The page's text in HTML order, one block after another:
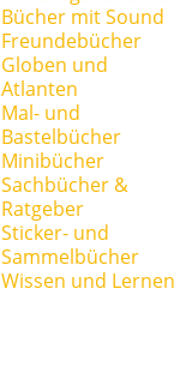
Bücher mit Sound
Freundebücher
Globen und
Atlanten
Mal- und
Bastelbücher
Minibücher
Sachbücher &
Ratgeber
Sticker- und
Sammelbücher
Wissen und Lernen